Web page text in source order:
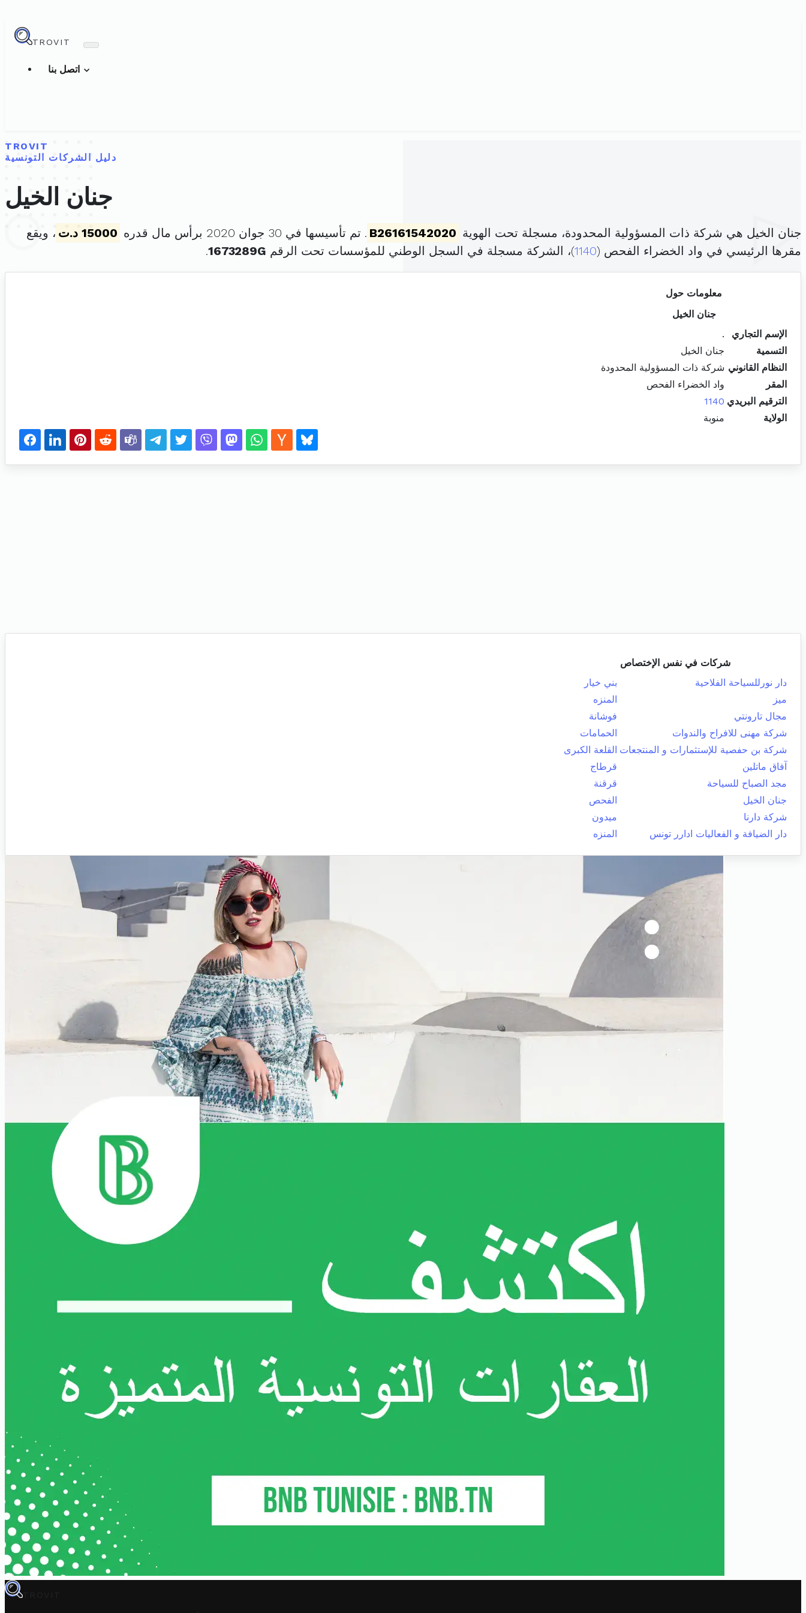
TROVIT
TROVIT
دليل الشركات التونسية
جنان الخيل
جنان الخيل هي شركة ذات المسؤولية المحدودة، مسجلة تحت الهوية B26161542020 . تم تأسيسها في 30 جوان 2020 برأس مال قدره 15000 د.ت
، ويقع
مقرها الرئيسي في واد الخضراء الفحص (1140)، الشركة مسجلة في السجل الوطني للمؤسسات تحت الرقم 1673289G
.
معلومات حول
جنان الخيل
الإسم التجاري
.
التسمية
جنان الخيل
النظام القانوني شركة ذات المسؤولية المحدودة
المقر
واد الخضراء الفحص
الترقيم البريدي 1140
الولاية
منوبة
شركات في نفس الإختصاص
دار نورللسياحة الفلاحية
بني خيار
ميز
المنزه
مجال تارونتي
فوشانة
شركة مهنى للافراح والندوات
الحمامات
شركة بن حفصية للإستثمارات و المنتجعات القلعة الكبرى
آفاق ماتلين
قرطاج
مجد الصباح للسياحة
قرقنة
جنان الخيل
الفحص
شركة دارنا
ميدون
دار الضيافة و الفعاليات ادارر تونس
المنزه
TROVIT